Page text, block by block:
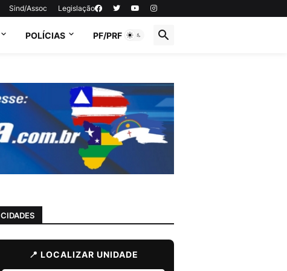
Sind/Assoc Legislação
POLÍCIAS PF/PRF
CIDADES
📍 LOCALIZAR UNIDADE